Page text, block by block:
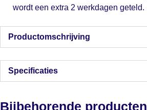
wordt een extra 2 werkdagen geteld.
Productomschrijving
Specificaties
Bijbehorende producten